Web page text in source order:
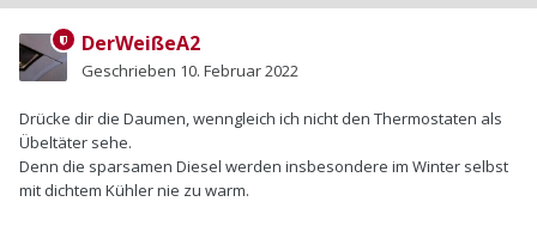
DerWeißeA2
Geschrieben 10. Februar 2022
Drücke dir die Daumen, wenngleich ich nicht den Thermostaten als
Übeltäter sehe.
Denn die sparsamen Diesel werden insbesondere im Winter selbst
mit dichtem Kühler nie zu warm.